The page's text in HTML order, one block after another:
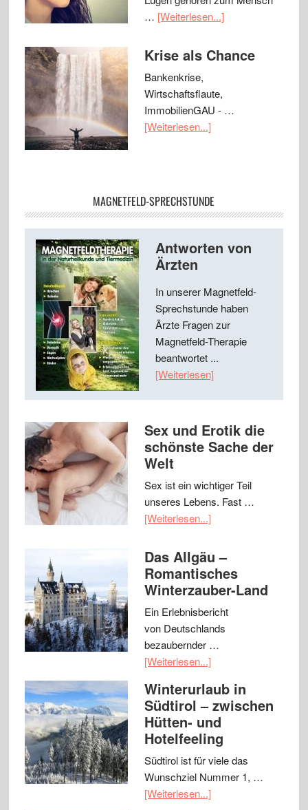
… [Weiterlesen...]
Krise als Chance
Bankenkrise,
Wirtschaftsflaute,
ImmobilienGAU - …
[Weiterlesen...]
MAGNETFELD-SPRECHSTUNDE
Antworten von
Ärzten
In unserer Magnetfeld-
Sprechstunde haben
Ärzte Fragen zur
Magnetfeld-Therapie
beantwortet ...
[Weiterlesen]
Sex und Erotik die
schönste Sache der
Welt
Sex ist ein wichtiger Teil
unseres Lebens. Fast …
[Weiterlesen...]
Das Allgäu –
Romantisches
Winterzauber-Land
Ein Erlebnisbericht
von Deutschlands
bezaubernder …
[Weiterlesen...]
Winterurlaub in
Südtirol – zwischen
Hütten- und
Hotelfeeling
Südtirol ist für viele das
Wunschziel Nummer 1, …
[Weiterlesen...]